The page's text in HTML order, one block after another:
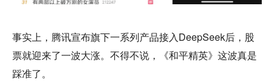
事实上，腾讯宣布旗下一系列产品接入DeepSeek后，股
票就迎来了一波大涨。不得不说，《和平精英》这波真是
踩准了。